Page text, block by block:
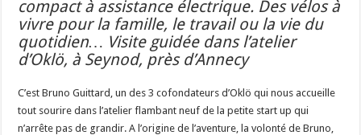
compact à assistance électrique. Des vélos à
vivre pour la famille, le travail ou la vie du
quotidien… Visite guidée dans l’atelier
d’Oklö, à Seynod, près d’Annecy
C’est Bruno Guittard, un des 3 cofondateurs d’Oklö qui nous accueille
tout sourire dans l’atelier flambant neuf de la petite start up qui
n’arrête pas de grandir. A l’origine de l’aventure, la volonté de Bruno,